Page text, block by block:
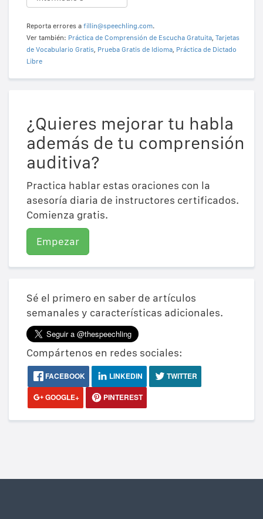
Reporta errores a fillin@speechling.com.
Ver también: Práctica de Comprensión de Escucha Gratuita, Tarjetas
de Vocabulario Gratis, Prueba Gratis de Idioma, Práctica de Dictado
Libre
¿Quieres mejorar tu habla
además de tu comprensión
auditiva?
Practica hablar estas oraciones con la
asesoría diaria de instructores certificados.
Comienza gratis.
Empezar
Sé el primero en saber de artículos
semanales y características adicionales.
Compártenos en redes sociales:
FACEBOOK LINKEDIN
TWITTER
GOOGLE+
PINTEREST